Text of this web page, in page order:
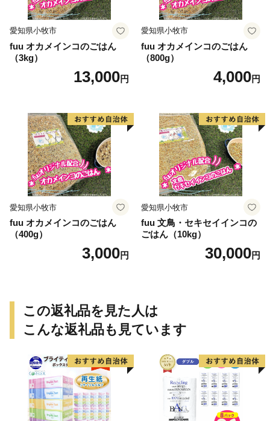
愛知県小牧市
fuu オカメインコのごはん
（3kg）
13,000円
愛知県小牧市
fuu オカメインコのごはん
（800g）
4,000円
愛知県小牧市
fuu オカメインコのごはん
（400g）
3,000円
愛知県小牧市
fuu 文鳥・セキセイインコの
ごはん（10kg）
30,000円
この返礼品を見た人は
こんな返礼品も見ています